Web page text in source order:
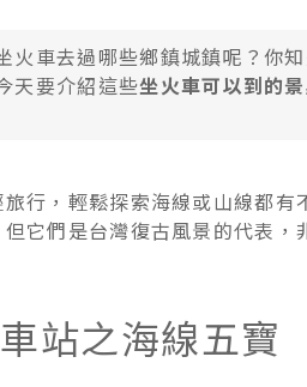
車去過哪些鄉鎮城鎮呢？你
天要介紹這些坐火車可以到的
行，輕鬆探索海線或山線都
它們是台灣復古風景的代表，
站之海線五寶